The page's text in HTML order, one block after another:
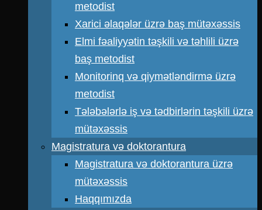
metodist
Xarici əlaqələr üzrə baş mütəxəssis
Elmi fəaliyyətin təşkili və təhlili üzrə
baş metodist
Monitorinq və qiymətləndirmə üzrə
metodist
Tələbələrlə iş və tədbirlərin təşkili üzrə
mütəxəssis
Magistratura və doktorantura
Magistratura və doktorantura üzrə
mütəxəssis
Haqqımızda